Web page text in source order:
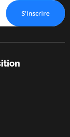
S'inscrire